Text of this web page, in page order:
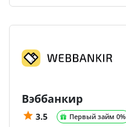
Вэббанкир
3.5 Первый займ 0%